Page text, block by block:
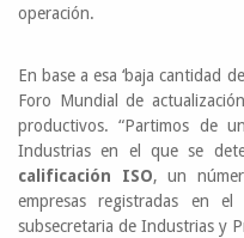
operación.
En base a esa ‘baja cantidad
Foro Mundial de
productivos. “Partimos de
Industrias en el que se
calificación ISO, un
empresas registradas en el
subsecretaria de Industrias y